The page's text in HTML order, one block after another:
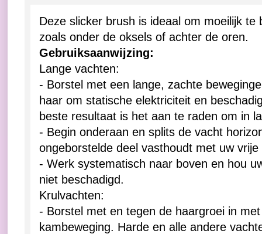
Deze slicker brush is ideaal om moeilijk
zoals onder de oksels of achter de oren.
Gebruiksaanwijzing:
Lange vachten:
- Borstel met een lange, zachte
haar om statische elektriciteit en
beste resultaat is het aan te raden om in
- Begin onderaan en splits de vacht
ongeborstelde deel vasthoudt met uw vrije
- Werk systematisch naar boven en hou
niet beschadigd.
Krulvachten:
- Borstel met en tegen de haargroei in
kambeweging. Harde en alle andere